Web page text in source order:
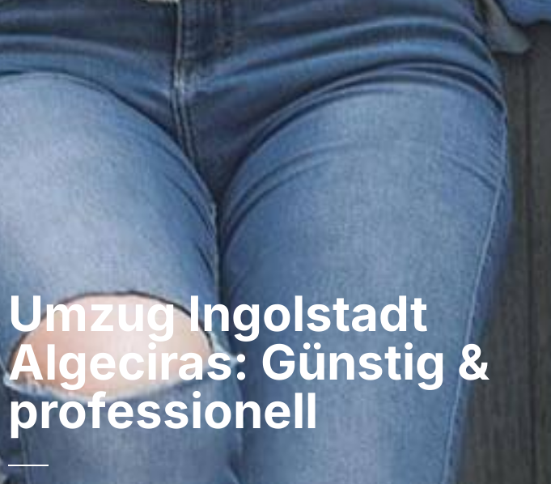
Umzug Ingolstadt​
Algeciras: Günstig &
professionell​